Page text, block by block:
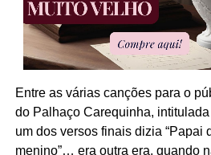
Entre as várias canções para o
do Palhaço Carequinha, intitulada
um dos versos finais dizia “Papai
menino”… era outra era, quando